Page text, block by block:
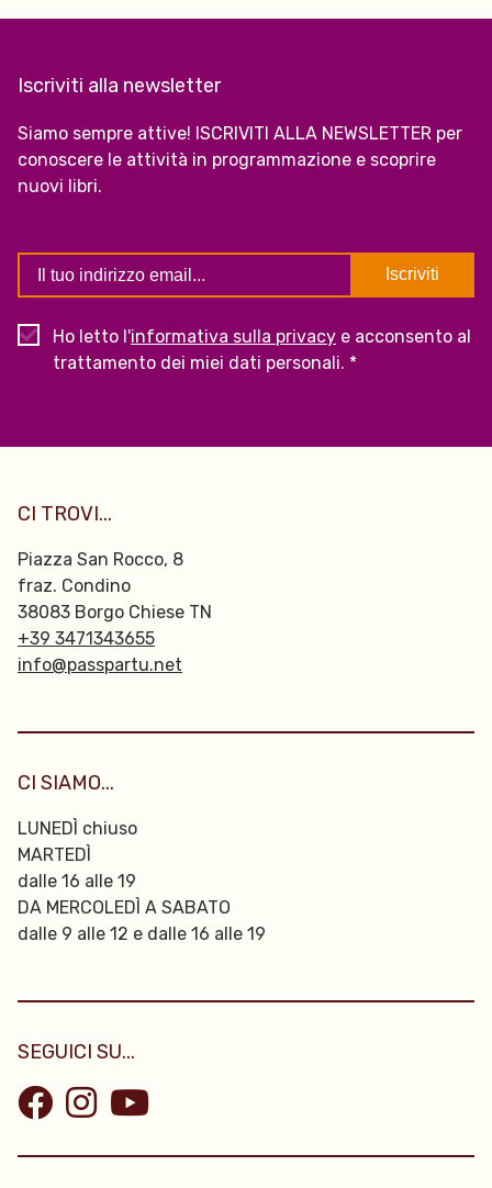
Iscriviti alla newsletter
Siamo sempre attive! ISCRIVITI ALLA NEWSLETTER per
conoscere le attività in programmazione e scoprire
nuovi libri.
Ho letto l'informativa sulla privacy e acconsento al
trattamento dei miei dati personali. *
CI TROVI...
Piazza San Rocco, 8
fraz. Condino
38083 Borgo Chiese TN
+39 3471343655
info@passpartu.net
CI SIAMO...
LUNEDÌ chiuso
MARTEDÌ
dalle 16 alle 19
DA MERCOLEDÌ A SABATO
dalle 9 alle 12 e dalle 16 alle 19
SEGUICI SU...